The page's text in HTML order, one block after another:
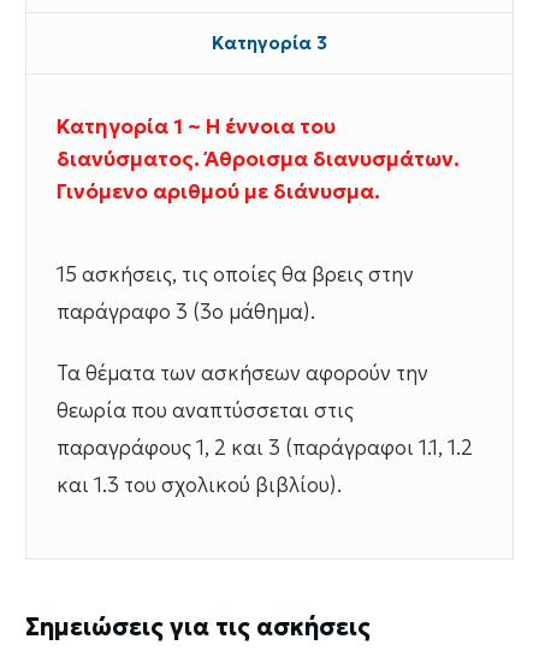
Κατηγορία 3
Κατηγορία 1 ~ Η έννοια του
διανύσματος. Άθροισμα διανυσμάτων.
Γινόμενο αριθμού με διάνυσμα.
15 ασκήσεις, τις οποίες θα βρεις στην
παράγραφο 3 (3ο μάθημα).
Τα θέματα των ασκήσεων αφορούν την
θεωρία που αναπτύσσεται στις
παραγράφους 1, 2 και 3 (παράγραφοι 1.1, 1.2
και 1.3 του σχολικού βιβλίου).
Σημειώσεις για τις ασκήσεις